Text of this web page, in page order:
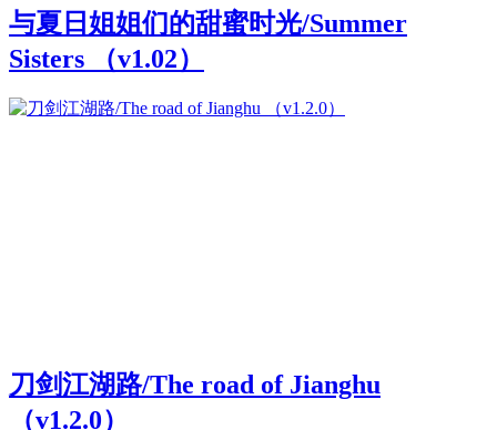
与夏日姐姐们的甜蜜时光/Summer
Sisters （v1.02）
刀剑江湖路/The road of Jianghu
（v1.2.0）